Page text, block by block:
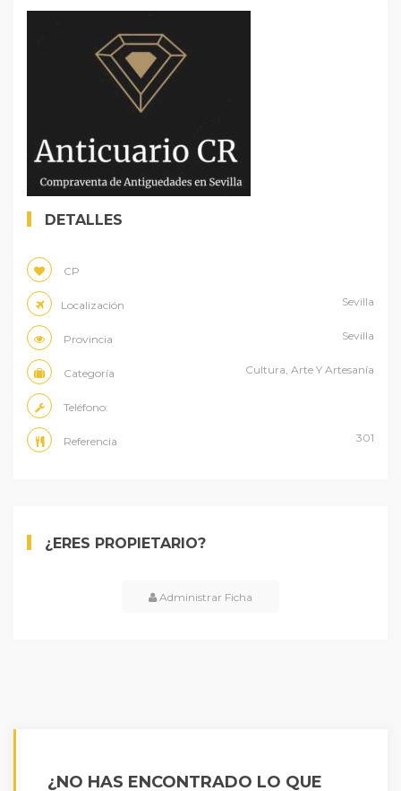
DETALLES
CP
Localización Sevilla
Provincia Sevilla
Categoría Cultura, Arte Y Artesanía
Teléfono:
Referencia 301
¿ERES PROPIETARIO?
Administrar Ficha
¿NO HAS ENCONTRADO LO QUE